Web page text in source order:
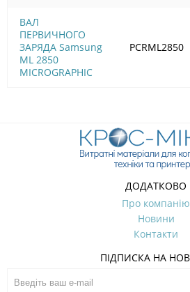
ВАЛ
ПЕРВИЧНОГО
ЗАРЯДА Samsung
ML 2850
MICROGRAPHIC
PCRML2850
ДОДАТКОВО
Про компанію
Новини
Контакти
ПІДПИСКА НА